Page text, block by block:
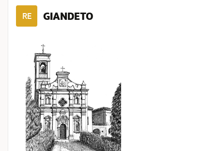
RE GIANDETO